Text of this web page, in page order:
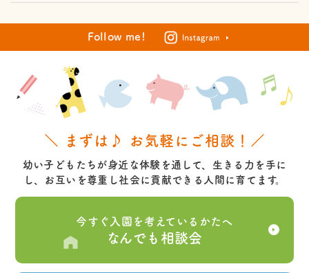
Follow me!
＼ まずは♪ お気軽にご相談！／
幼い子どもたちが身近な体験を通して、生きる力を手に
し、お互いを尊重し社会に貢献できる人間に育てます。
今すぐ入園を考えているかたへ
なんでも相談会